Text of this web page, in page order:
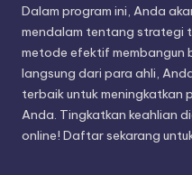
Dalam program ini, Anda
mendalam tentang strategi
metode efektif membangun
langsung dari para ahli,
terbaik untuk meningkatkan
Anda. Tingkatkan keahlian
online! Daftar sekarang